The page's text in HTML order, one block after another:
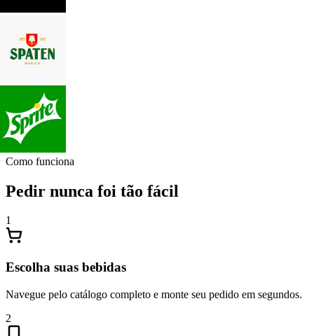
Como funciona
Pedir nunca foi tão fácil
1
Escolha suas bebidas
Navegue pelo catálogo completo e monte seu pedido em segundos.
2